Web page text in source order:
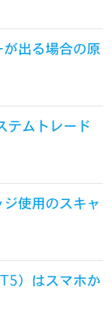
出る場合の原
テムトレード
使用のスキャ
）はスマホか